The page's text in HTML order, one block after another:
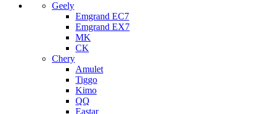
Geely
Emgrand EC7
Emgrand EX7
MK
CK
Chery
Amulet
Tiggo
Kimo
QQ
Eastar